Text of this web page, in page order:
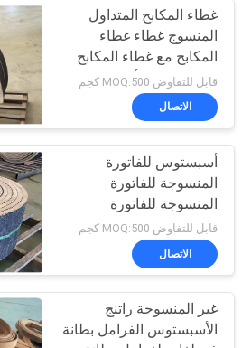
غطاء المكابح المتداول
المنسوج غطاء غطاء
المكابح مع غطاء المكابح
من النحاس الأسبستوس
قابل للتفاوض MOQ:500 كجم
الاتصال
أسبستوس للفاتورة
المنسوجة للفاتورة
المنسوجة للفاتورة
المنسوجة للفاتورة
المنسوجة للفاتورة
قابل للتفاوض MOQ:500 كجم
الاتصال
غير المنسوجة راتنج
الأسبستوس الفرامل بطانة